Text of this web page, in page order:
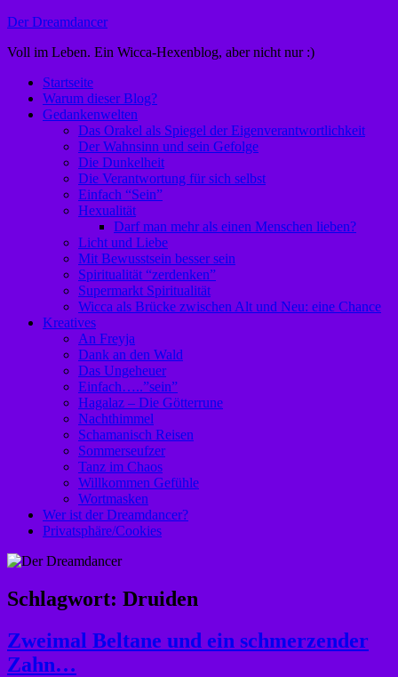
Zum
springen
Der Dreamdancer
Voll im Leben. Ein Wicca-Hexenblog, aber nicht nur :)
Startseite
Warum dieser Blog?
Gedankenwelten
Das Orakel als Spiegel der Eigenverantwortlichkeit
Der Wahnsinn und sein Gefolge
Die Dunkelheit
Die Verantwortung für sich selbst
Einfach “Sein”
Hexualität
Darf man mehr als einen Menschen lieben?
Licht und Liebe
Mit Bewusstsein besser sein
Spiritualität “zerdenken”
Supermarkt Spiritualität
Wicca als Brücke zwischen Alt und Neu: eine Chance
Kreatives
An Freyja
Dank an den Wald
Das Ungeheuer
Einfach…..”sein”
Hagalaz – Die Götterrune
Nachthimmel
Schamanisch Reisen
Sommerseufzer
Tanz im Chaos
Willkommen Gefühle
Wortmasken
Wer ist der Dreamdancer?
Privatsphäre/Cookies
Schlagwort: Druiden
Zweimal Beltane und ein schmerzender
Zahn…